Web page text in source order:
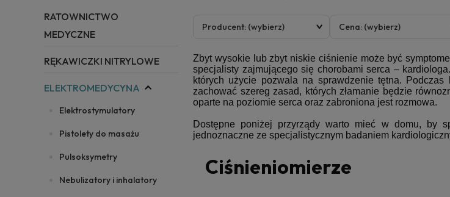
RATOWNICTWO
MEDYCZNE
RĘKAWICZKI NITRYLOWE
ELEKTROMEDYCYNA
Elektrostymulatory
Pistolety do masażu
Pulsoksymetry
Nebulizatory i inhalatory
Producent: (wybierz) Cena: (wybierz)
Zbyt wysokie lub zbyt niskie ciśnienie może być
specjalisty zajmującego się chorobami serca –
których użycie pozwala na sprawdzenie tętna.
zachować szereg zasad, których złamanie będzie
oparte na poziomie serca oraz zabroniona jest rozmowa.
Dostępne poniżej przyrządy warto mieć w domu, by
jednoznaczne ze specjalistycznym badaniem
Ciśnieniomierze